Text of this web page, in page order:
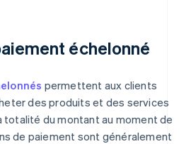
échelonné
permettent aux clients
des produits et des services
totalité du montant au moment de
de paiement sont généralement